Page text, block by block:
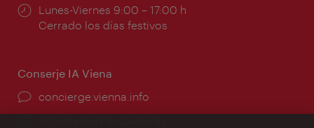
Horarios
de
Lunes-Viernes 9:00 – 17:00 h
Cerrado los días festivos
Conserje IA Viena
concierge.vienna.info